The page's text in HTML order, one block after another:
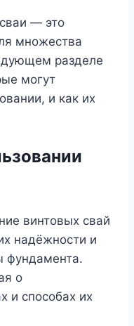
— это
множества
разделе
могут
и как их
винтовых свай
надёжности и
фундамента.
о
и способах их